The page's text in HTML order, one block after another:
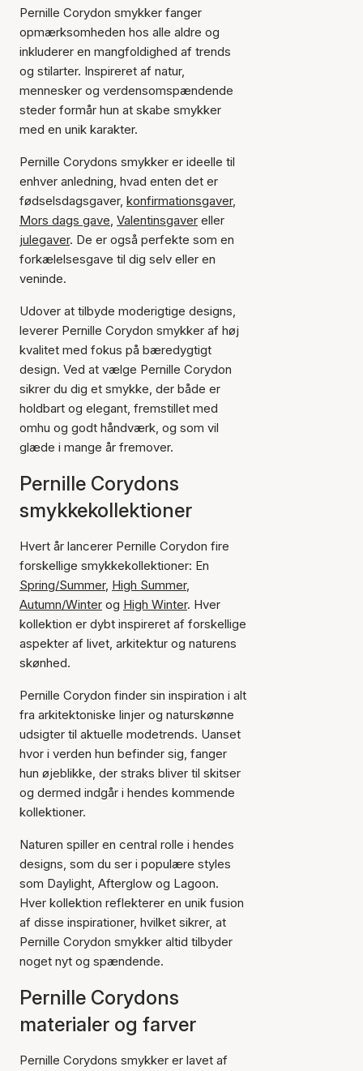
Pernille Corydon smykker fanger
opmærksomheden hos alle aldre og
inkluderer en mangfoldighed af trends
og stilarter. Inspireret af natur,
mennesker og verdensomspændende
steder formår hun at skabe smykker
med en unik karakter.
Pernille Corydons smykker er ideelle til
enhver anledning, hvad enten det er
fødselsdagsgaver, konfirmationsgaver,
Mors dags gave, Valentinsgaver eller
julegaver. De er også perfekte som en
forkælelsesgave til dig selv eller en
veninde.
Udover at tilbyde moderigtige designs,
leverer Pernille Corydon smykker af høj
kvalitet med fokus på bæredygtigt
design. Ved at vælge Pernille Corydon
sikrer du dig et smykke, der både er
holdbart og elegant, fremstillet med
omhu og godt håndværk, og som vil
glæde i mange år fremover.
Pernille Corydons
smykkekollektioner
Hvert år lancerer Pernille Corydon fire
forskellige smykkekollektioner: En
Spring/Summer, High Summer,
Autumn/Winter og High Winter. Hver
kollektion er dybt inspireret af forskellige
aspekter af livet, arkitektur og naturens
skønhed.
Pernille Corydon finder sin inspiration i alt
fra arkitektoniske linjer og naturskønne
udsigter til aktuelle modetrends. Uanset
hvor i verden hun befinder sig, fanger
hun øjeblikke, der straks bliver til skitser
og dermed indgår i hendes kommende
kollektioner.
Naturen spiller en central rolle i hendes
designs, som du ser i populære styles
som Daylight, Afterglow og Lagoon.
Hver kollektion reflekterer en unik fusion
af disse inspirationer, hvilket sikrer, at
Pernille Corydon smykker altid tilbyder
noget nyt og spændende.
Pernille Corydons
materialer og farver
Pernille Corydons smykker er lavet af